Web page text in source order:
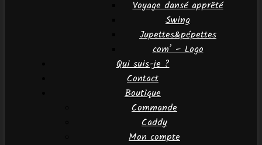
Voyage dansé apprêté
Swing
Jupettes&pépettes
com’ – Logo
Qui suis-je ?
Contact
Boutique
Commande
Caddy
Mon compte